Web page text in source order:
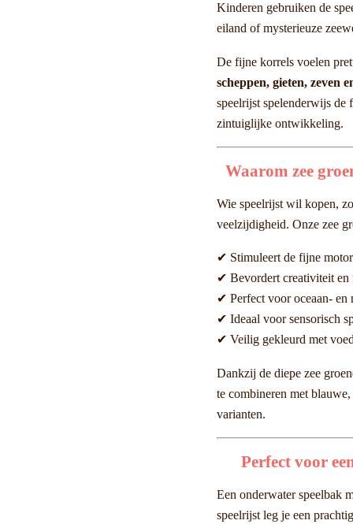
Kinderen gebruiken de
eiland of mysterieuze
De fijne korrels voelen
scheppen, gieten, zeven
speelrijst spelenderwijs de
zintuiglijke ontwikkeling.
Waarom zee
Wie speelrijst wil kopen,
veelzijdigheid. Onze zee
✔ Stimuleert de fijne
✔ Bevordert creativiteit en
✔ Perfect voor oceaan- en
✔ Ideaal voor sensorisch
✔ Veilig gekleurd met
Dankzij de diepe zee
te combineren met
varianten.
Perfect voor
Een onderwater speelbak
speelrijst leg je een